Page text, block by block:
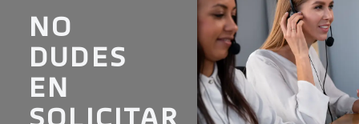
NO
DUDES
EN
SOLICITAR